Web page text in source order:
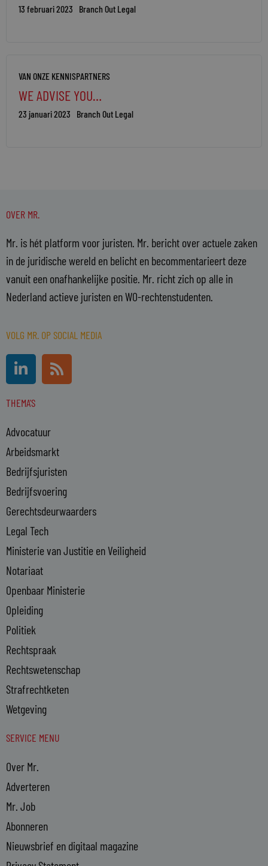
13 februari 2023 Branch Out Legal
VAN ONZE KENNISPARTNERS
WE ADVISE YOU…
23 januari 2023 Branch Out Legal
OVER MR.
Mr. is hét platform voor juristen. Mr. bericht over actuele zaken
in de juridische wereld en belicht en becommentarieert deze
vanuit een onafhankelijke positie. Mr. richt zich op alle in
Nederland actieve juristen en WO-rechtenstudenten.
VOLG MR. OP SOCIAL MEDIA
L
i
n
k
d
i
n
-
i
n
R
s
s
THEMA'S
Advocatuur
Arbeidsmarkt
Bedrijfsjuristen
Bedrijfsvoering
Gerechtsdeurwaarders
Legal Tech
Ministerie van Justitie en Veiligheid
Notariaat
Openbaar Ministerie
Opleiding
Politiek
Rechtspraak
Rechtswetenschap
Strafrechtketen
Wetgeving
SERVICE MENU
Over Mr.
Adverteren
Mr. Job
Abonneren
Nieuwsbrief en digitaal magazine